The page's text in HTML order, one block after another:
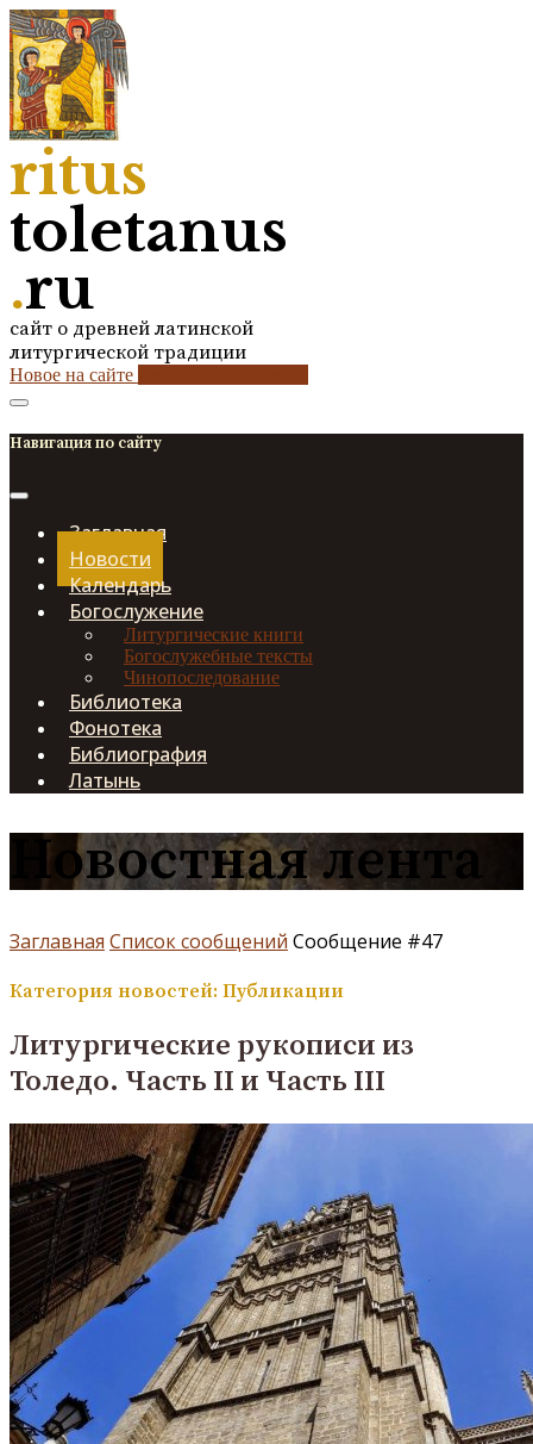
ritus
toletanus
.ru
сайт о древней латинской
литургической традиции
Новое на сайте
Навигация по сайту
Заглавная
Новости
Календарь
Богослужение
Литургические книги
Богослужебные тексты
Чинопоследование
Библиотека
Фонотека
Библиография
Латынь
Новостная лента
Заглавная Список сообщений Сообщение #47
Категория новостей: Публикации
Литургические рукописи из
Толедо. Часть II и Часть III